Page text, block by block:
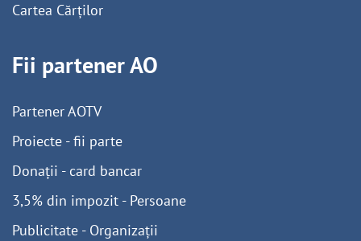
Cartea Cărților
Fii partener AO
Partener AOTV
Proiecte - fii parte
Donații - card bancar
3,5% din impozit - Persoane
Publicitate - Organizații